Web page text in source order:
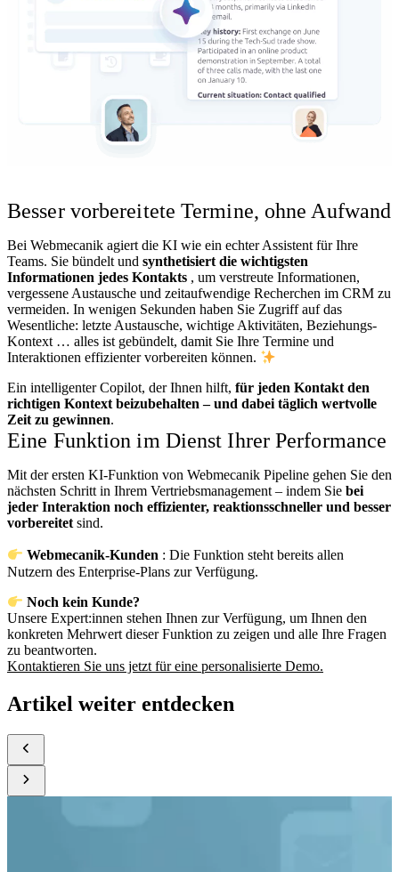
Besser vorbereitete Termine, ohne Aufwand
Bei Webmecanik agiert die KI wie ein echter Assistent für Ihre
Teams. Sie bündelt und synthetisiert die wichtigsten
Informationen jedes Kontakts , um verstreute Informationen,
vergessene Austausche und zeitaufwendige Recherchen im CRM zu
vermeiden. In wenigen Sekunden haben Sie Zugriff auf das
Wesentliche: letzte Austausche, wichtige Aktivitäten, Beziehungs-
Kontext … alles ist gebündelt, damit Sie Ihre Termine und
Interaktionen effizienter vorbereiten können.
Ein intelligenter Copilot, der Ihnen hilft, für jeden Kontakt den
richtigen Kontext beizubehalten – und dabei täglich wertvolle
Zeit zu gewinnen.
Eine Funktion im Dienst Ihrer Performance
Mit der ersten KI-Funktion von Webmecanik Pipeline gehen Sie den
nächsten Schritt in Ihrem Vertriebsmanagement – indem Sie bei
jeder Interaktion noch effizienter, reaktionsschneller und besser
vorbereitet sind.
Webmecanik-Kunden : Die Funktion steht bereits allen
Nutzern des Enterprise-Plans zur Verfügung.
Noch kein Kunde?
Unsere Expert:innen stehen Ihnen zur Verfügung, um Ihnen den
konkreten Mehrwert dieser Funktion zu zeigen und alle Ihre Fragen
zu beantworten.
Kontaktieren Sie uns jetzt für eine personalisierte Demo.
Artikel weiter entdecken